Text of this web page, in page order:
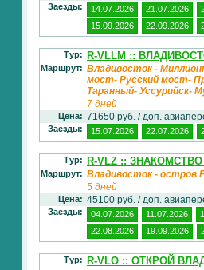
Заезды: 14.07.2026 21.07.2026
15.09.2026
22.09.2026
Тур: R-VLLM ::
Маршрут: Владивосток -
мост- Русский мост-
Таранный- Уссурийск-
7 дней
Цена: 71650 руб. / доп.
Заезды: 15.07.2026 22.07.2026
Тур: R-VLZ ::
Маршрут: Владивосток - остров
5 дней
Цена: 45100 руб. / доп.
Заезды: 04.07.2026 11.07.2026
22.08.2026
19.09.2026
Тур: R-VLO :: ОТКРОЙ